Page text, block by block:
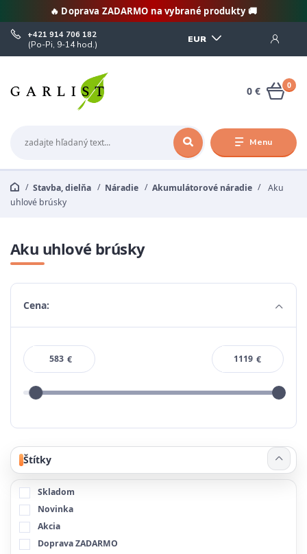
🔥 Doprava ZADARMO na vybrané produkty 🚚
Menu
EUR
+421 914 706 182
(Po-Pi, 9-14 hod.)
0
0 €
Stavba, dielňa Náradie Akumulátorové náradie
Aku
uhlové brúsky
Aku uhlové brúsky
Cena:
€ €
Štítky
Skladom
Novinka
Akcia
Doprava ZADARMO